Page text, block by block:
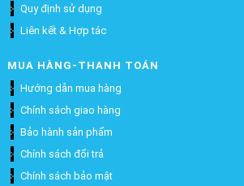
Quy định sử dụng
Liên kết & Hợp tác
MUA HÀNG-THANH TOÁN
Hướng dẫn mua hàng
Chính sách giao hàng
Bảo hành sản phẩm
Chính sách đổi trả
Chính sách bảo mật